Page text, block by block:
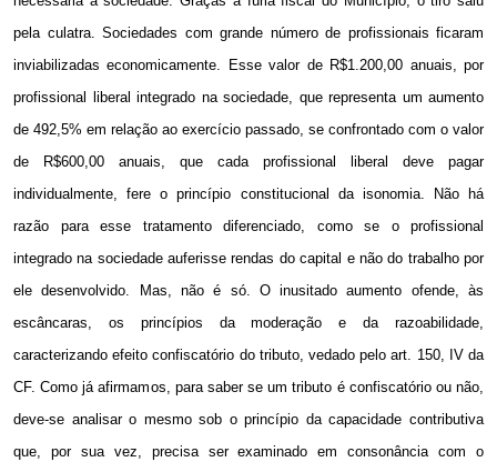
pela culatra. Sociedades com grande número de profissionais ficaram
inviabilizadas economicamente. Esse valor de R$1.200,00 anuais, por
profissional liberal integrado na sociedade, que representa um aumento
de 492,5% em relação ao exercício passado, se confrontado com o valor
de R$600,00 anuais, que cada profissional liberal deve pagar
individualmente, fere o princípio constitucional da isonomia. Não há
razão para esse tratamento diferenciado, como se o profissional
integrado na sociedade auferisse rendas do capital e não do trabalho por
ele desenvolvido. Mas, não é só. O inusitado aumento ofende, às
escâncaras, os princípios da moderação e da razoabilidade,
caracterizando efeito confiscatório do tributo, vedado pelo art. 150, IV da
CF. Como já afirmamos, para saber se um tributo é confiscatório ou não,
deve-se analisar o mesmo sob o princípio da capacidade contributiva
que, por sua vez, precisa ser examinado em consonância com o